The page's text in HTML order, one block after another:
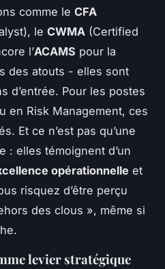
comme le CFA
le CWMA (Certified
l’ACAMS pour la
des atouts - elles sont
d’entrée. Pour les postes
en Risk Management, ces
Et ce n’est pas qu’une
: elles témoignent d’un
opérationnelle et
risquez d’être perçu
des clous », même si
levier stratégique